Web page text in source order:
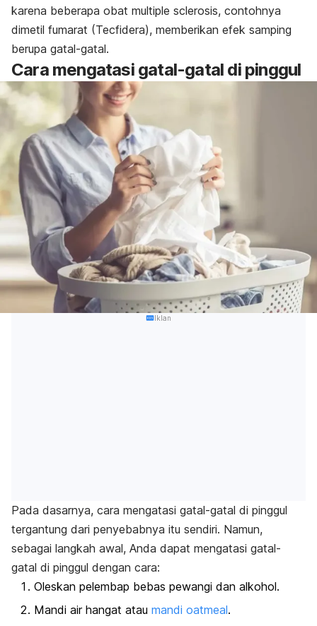
karena beberapa obat multiple sclerosis, contohnya
dimetil fumarat (Tecfidera), memberikan efek samping
berupa gatal-gatal.
Cara mengatasi gatal-gatal di pinggul
Iklan
Pada dasarnya, cara mengatasi gatal-gatal di pinggul
tergantung dari penyebabnya itu sendiri. Namun,
sebagai langkah awal, Anda dapat mengatasi gatal-
gatal di pinggul dengan cara:
Oleskan pelembap bebas pewangi dan alkohol.
Mandi air hangat atau mandi oatmeal.